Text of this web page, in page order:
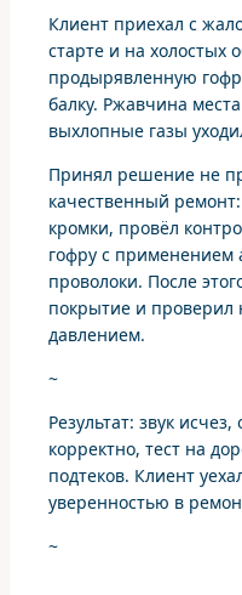
Клиент приехал с
старте и на холостых
продырявленную
балку. Ржавчина
выхлопные газы
Принял решение не
качественный
кромки, провёл
гофру с применением
проволоки. После
покрытие и проверил
давлением.
~
Результат: звук
корректно, тест на
подтеков. Клиент
уверенностью в
~